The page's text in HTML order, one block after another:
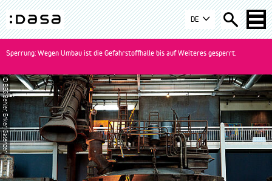
Zur
Navigation
springen
Zum
Inhalt
springen
Zur
Suche
springen
Startseite
Logo
der
Dortmund
DE
Sperrung: Wegen Umbau ist die Gefahrstoffhalle bis auf Weiteres gesperrt.
Bühnenkarussel
© BEG Behler, Enker, Gasenzer